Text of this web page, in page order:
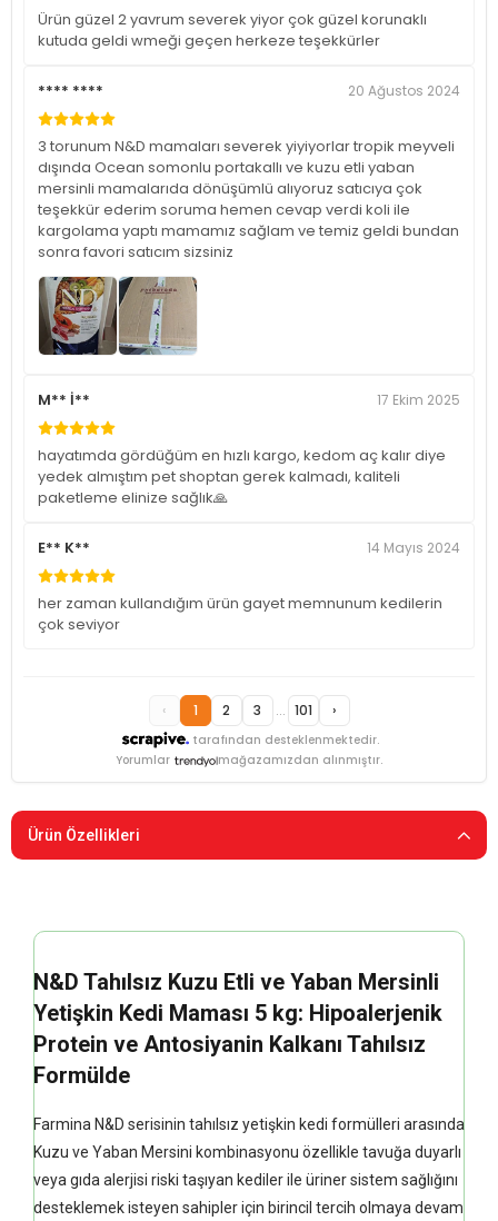
Ürün güzel 2 yavrum severek yiyor çok güzel korunaklı
kutuda geldi wmeği geçen herkeze teşekkürler
**** **** 20 Ağustos 2024
3 torunum N&D mamaları severek yiyiyorlar tropik meyveli
dışında Ocean somonlu portakallı ve kuzu etli yaban
mersinli mamalarıda dönüşümlü alıyoruz satıcıya çok
teşekkür ederim soruma hemen cevap verdi koli ile
kargolama yaptı mamamız sağlam ve temiz geldi bundan
sonra favori satıcım sizsiniz
M** İ** 17 Ekim 2025
hayatımda gördüğüm en hızlı kargo, kedom aç kalır diye
yedek almıştım pet shoptan gerek kalmadı, kaliteli
paketleme elinize sağlık🙏
E** K** 14 Mayıs 2024
her zaman kullandığım ürün gayet memnunum kedilerin
çok seviyor
tarafından desteklenmektedir.
‹ 1 2 3 ... 101 ›
Yorumlar mağazamızdan alınmıştır.
Ürün Özellikleri
N&D Tahılsız Kuzu Etli ve Yaban Mersinli
Yetişkin Kedi Maması 5 kg: Hipoalerjenik
Protein ve Antosiyanin Kalkanı Tahılsız
Formülde
Farmina N&D serisinin tahılsız yetişkin kedi formülleri arasında
Kuzu ve Yaban Mersini kombinasyonu özellikle tavuğa duyarlı
veya gıda alerjisi riski taşıyan kediler ile üriner sistem sağlığını
desteklemek isteyen sahipler için birincil tercih olmaya devam